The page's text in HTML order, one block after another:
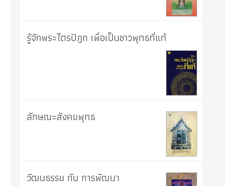
รู้จักพระไตรปิฎก เพื่อเป็นชาวพุทธที่แท้
ลักษณะสังคมพุทธ
วัฒนธรรม กับ การพัฒนา